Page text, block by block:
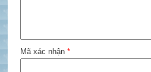
Mã xác nhận *